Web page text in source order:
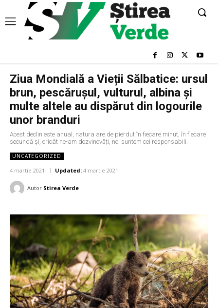
Ziua Mondială a Vieții Sălbatice: ursul
brun, pescărușul, vulturul, albina și
multe altele au dispărut din logourile
unor branduri
Acest declin este anual, natura are de pierdut în fiecare minut, în fiecare
secundă și, oricât ne-am dezvinovăți, noi suntem cei responsabili.
UNCATEGORIZED
4 martie 2021 Updated: 4 martie 2021
Autor Stirea Verde